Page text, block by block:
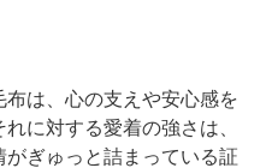
は、心の支えや安心感を
に対する愛着の強さは、
ぎゅっと詰まっている証